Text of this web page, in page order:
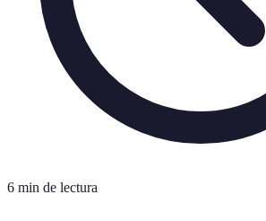
6 min de lectura